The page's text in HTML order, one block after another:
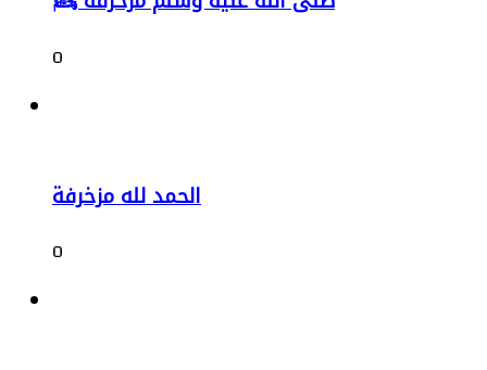
0
الحمد لله مزخرفة
0